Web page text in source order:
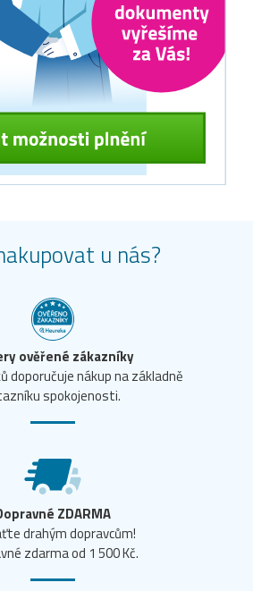
u nás?
ověřené zákazníky
doporučuje nákup na základně
spokojenosti.
ZDARMA
drahým dopravcům!
zdarma od 1 500 Kč.